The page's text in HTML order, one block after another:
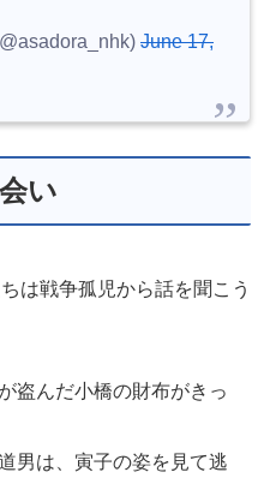
June 17,
い
は戦争孤児から話を聞こう
盗んだ小橋の財布がきっ
男は、寅子の姿を見て逃